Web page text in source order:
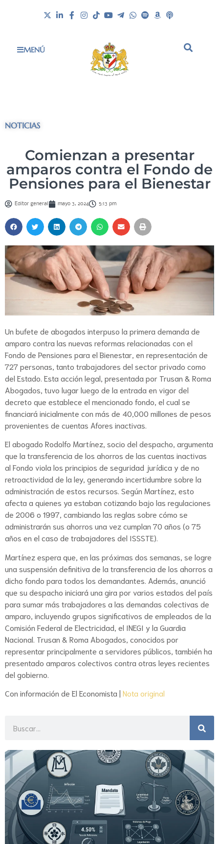
MENÚ
NOTICIAS
Comienzan a presentar
amparos contra el Fondo de
Pensiones para el Bienestar
Editor general mayo 3, 2024 5:13 pm
Un bufete de abogados interpuso la primera demanda de
amparo contra las nuevas reformas relacionadas con el
Fondo de Pensiones para el Bienestar, en representación de
727 personas, tanto trabajadores del sector privado como
del Estado. Esta acción legal, presentada por Trusan & Roma
Abogados, tuvo lugar luego de la entrada en vigor del
decreto que establece el mencionado fondo, el cual se
financiará inicialmente con más de 40,000 millones de pesos
provenientes de cuentas Afores inactivas.
El abogado Rodolfo Martínez, socio del despacho, argumenta
que la transferencia de los ahorros de las cuentas inactivas
al Fondo viola los principios de seguridad jurídica y de no
retroactividad de la ley, generando incertidumbre sobre la
administración de estos recursos. Según Martínez, esto
afecta a quienes ya estaban cotizando bajo las regulaciones
de 2006 o 1997, cambiando las reglas sobre cómo se
administrarán sus ahorros una vez cumplan 70 años (o 75
años en el caso de trabajadores del ISSSTE).
Martínez espera que, en las próximas dos semanas, se logre
una suspensión definitiva de la transferencia de los ahorros a
dicho fondo para todos los demandantes. Además, anunció
que su despacho iniciará una gira por varios estados del país
para sumar más trabajadores a las demandas colectivas de
amparo, incluyendo grupos significativos de empleados de la
Comisión Federal de Electricidad, el INEGI y la Guardia
Nacional. Trusan & Roma Abogados, conocidos por
representar principalmente a servidores públicos, también ha
presentado amparos colectivos contra otras leyes recientes
del gobierno.
Con información de El Economista | Nota original